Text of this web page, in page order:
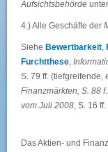
Aufsichtsbehörde
4.) Alle Geschäfte der
Siehe Bewertbarkeit,
Furchtthese,
S. 79 ff. (tiefgreifende,
Finanzmärkten; S. 88
vom Juli 2008, S. 16
Das Aktien- und